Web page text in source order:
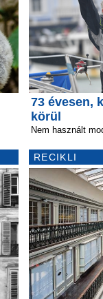
73 évesen,
körül
Nem használt
RECIKLI